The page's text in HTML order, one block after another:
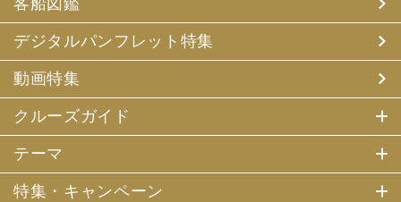
デジタルパンフレット特集
動画特集
クルーズガイド
テーマ
特集・キャンペーン